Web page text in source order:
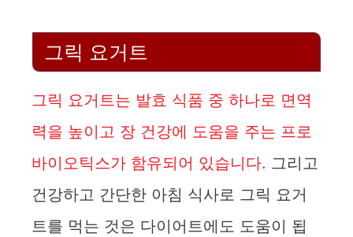
그릭 요거트
그릭 요거트는 발효 식품 중 하나로 면역
력을 높이고 장 건강에 도움을 주는 프로
바이오틱스가 함유되어 있습니다. 그리고
건강하고 간단한 아침 식사로 그릭 요거
트를 먹는 것은 다이어트에도 도움이 됩